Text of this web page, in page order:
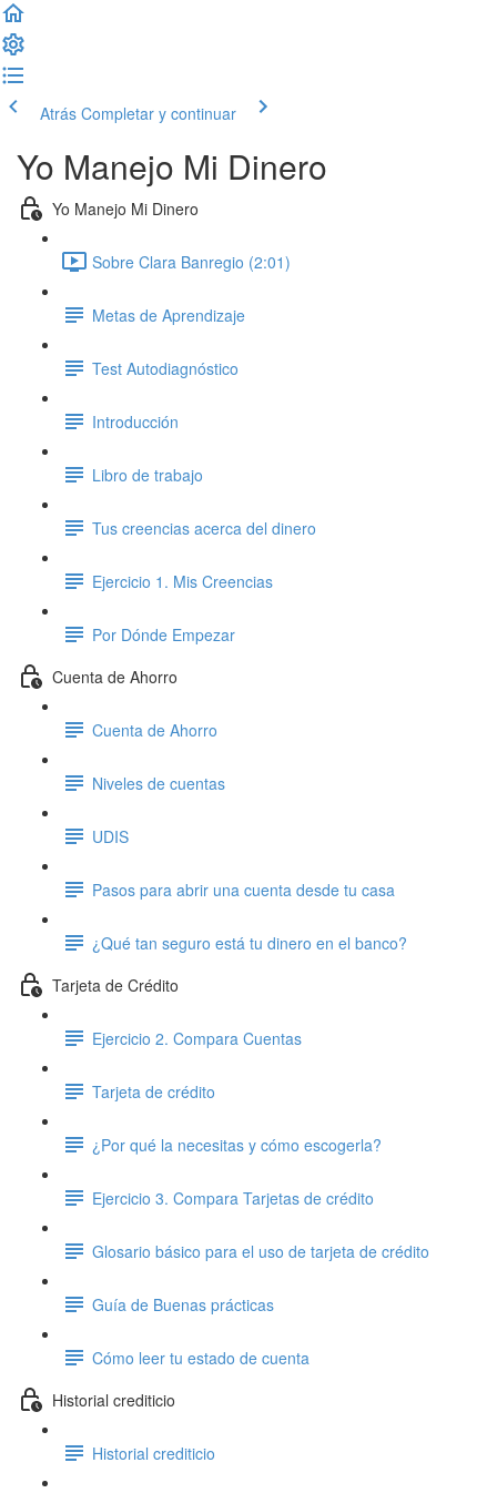
Atrás Completar y continuar
Yo Manejo Mi Dinero
Yo Manejo Mi Dinero
Sobre Clara Banregio (2:01)
Metas de Aprendizaje
Test Autodiagnóstico
Introducción
Libro de trabajo
Tus creencias acerca del dinero
Ejercicio 1. Mis Creencias
Por Dónde Empezar
Cuenta de Ahorro
Cuenta de Ahorro
Niveles de cuentas
UDIS
Pasos para abrir una cuenta desde tu casa
¿Qué tan seguro está tu dinero en el banco?
Tarjeta de Crédito
Ejercicio 2. Compara Cuentas
Tarjeta de crédito
¿Por qué la necesitas y cómo escogerla?
Ejercicio 3. Compara Tarjetas de crédito
Glosario básico para el uso de tarjeta de crédito
Guía de Buenas prácticas
Cómo leer tu estado de cuenta
Historial crediticio
Historial crediticio